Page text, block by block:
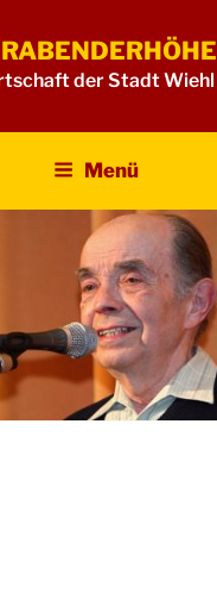
der Stadt Wiehl
Menü